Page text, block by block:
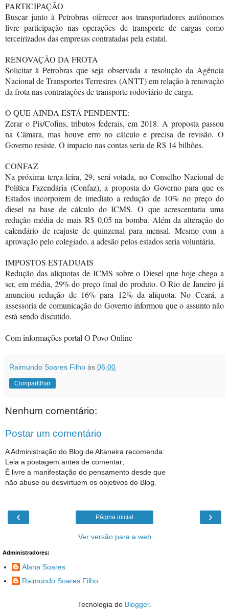
PARTICIPAÇÃO
Buscar junto à Petrobras oferecer aos transportadores autônomos
livre participação nas operações de transporte de cargas como
terceirizados das empresas contratadas pela estatal.
RENOVAÇÃO DA FROTA
Solicitar à Petrobras que seja observada a resolução da Agência
Nacional de Transportes Terrestres (ANTT) em relação à renovação
da frota nas contratações de transporte rodoviário de carga.
O QUE AINDA ESTÁ PENDENTE:
Zerar o Pis/Cofins, tributos federais, em 2018. A proposta passou
na Câmara, mas houve erro no cálculo e precisa de revisão. O
Governo resiste. O impacto nas contas seria de R$ 14 bilhões.
CONFAZ
Na próxima terça-feira, 29, será votada, no Conselho Nacional de
Política Fazendária (Confaz), a proposta do Governo para que os
Estados incorporem de imediato a redução de 10% no preço do
diesel na base de cálculo do ICMS. O que acrescentaria uma
redução média de mais R$ 0,05 na bomba. Além da alteração do
calendário de reajuste de quinzenal para mensal. Mesmo com a
aprovação pelo colegiado, a adesão pelos estados seria voluntária.
IMPOSTOS ESTADUAIS
Redução das alíquotas de ICMS sobre o Diesel que hoje chega a
ser, em média, 29% do preço final do produto. O Rio de Janeiro já
anunciou redução de 16% para 12% da alíquota. No Ceará, a
assessoria de comunicação do Governo informou que o assunto não
está sendo discutido.
Com informações portal O Povo Online
Raimundo Soares Filho às 06:00
Compartilhar
Nenhum comentário:
Postar um comentário
A Administração do Blog de Altaneira recomenda:
Leia a postagem antes de comentar;
É livre a manifestação do pensamento desde que
não abuse ou desvirtuem os objetivos do Blog.
‹ ›
Página inicial
Ver versão para a web
Administradores:
Alana Soares
Raimundo Soares Filho
Tecnologia do Blogger.